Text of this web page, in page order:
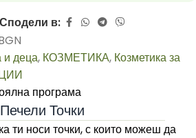
Сподели в:
и деца, КОЗМЕТИКА, Козметика за
Печели Точки
ти носи точки, с които можеш да